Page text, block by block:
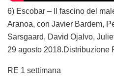
6) Escobar – Il fascino del
Aranoa, con Javier Bardem,
Sarsgaard, David Ojalvo,
29 agosto 2018.Distribuzione
RE 1 settimana